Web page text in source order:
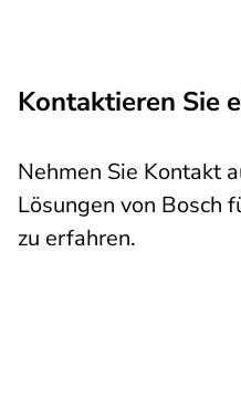
Kontaktieren Sie
Nehmen Sie Kontakt
Lösungen von Bosch
zu erfahren.